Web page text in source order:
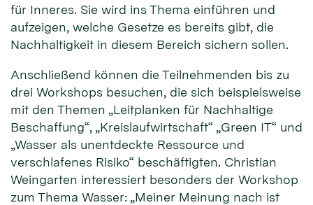
für Inneres. Sie wird ins Thema einführen und
aufzeigen, welche Gesetze es bereits gibt, die
Nachhaltigkeit in diesem Bereich sichern sollen.
Anschließend können die Teilnehmenden bis zu
drei Workshops besuchen, die sich beispielsweise
mit den Themen „Leitplanken für Nachhaltige
Beschaffung“, „Kreislaufwirtschaft“ „Green IT“ und
„Wasser als unentdeckte Ressource und
verschlafenes Risiko“ beschäftigten. Christian
Weingarten interessiert besonders der Workshop
zum Thema Wasser: „Meiner Meinung nach ist